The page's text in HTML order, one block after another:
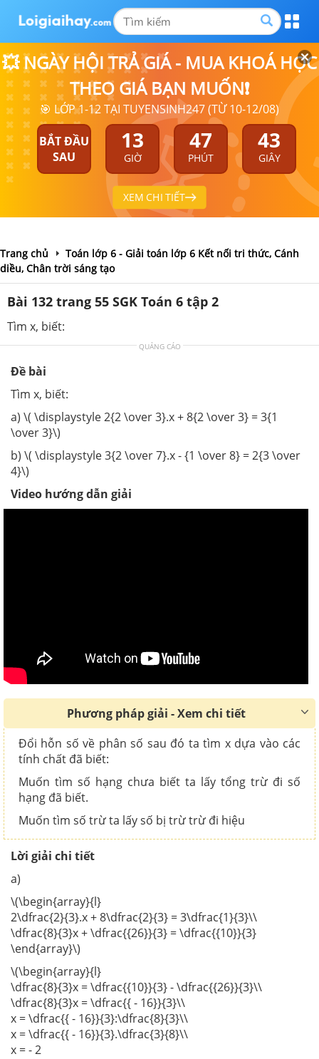
💥 NGÀY HỘI TRẢ GIÁ - MUA KHOÁ HỌC
THEO GIÁ BẠN MUỐN❗
🎯 LỚP 1-12 TẠI TUYENSINH247 (TỪ 10-12/08)
BẮT ĐẦU
SAU
13
GIỜ
47
PHÚT
42
GIÂY
XEM CHI TIẾT
Trang chủ
Toán lớp 6 - Giải toán lớp 6 Kết nối tri thức, Cánh
diều, Chân trời sáng tạo
Bài 132 trang 55 SGK Toán 6 tập 2
Tìm x, biết:
QUẢNG CÁO
Đề bài
Tìm x, biết:
a) \( \displaystyle 2{2 \over 3}.x + 8{2 \over 3} = 3{1
\over 3}\)
b) \( \displaystyle 3{2 \over 7}.x - {1 \over 8} = 2{3 \over
4}\)
Video hướng dẫn giải
Phương pháp giải - Xem chi tiết
Đổi hỗn số về phân số sau đó ta tìm x dựa vào các
tính chất đã biết:
Muốn tìm số hạng chưa biết ta lấy tổng trừ đi số
hạng đã biết.
Muốn tìm số trừ ta lấy số bị trừ trừ đi hiệu
Lời giải chi tiết
a)
\(\begin{array}{l}
2\dfrac{2}{3}.x + 8\dfrac{2}{3} = 3\dfrac{1}{3}\\
\dfrac{8}{3}x + \dfrac{{26}}{3} = \dfrac{{10}}{3}
\end{array}\)
\(\begin{array}{l}
\dfrac{8}{3}x = \dfrac{{10}}{3} - \dfrac{{26}}{3}\\
\dfrac{8}{3}x = \dfrac{{ - 16}}{3}\\
x = \dfrac{{ - 16}}{3}:\dfrac{8}{3}\\
x = \dfrac{{ - 16}}{3}.\dfrac{3}{8}\\
x = - 2